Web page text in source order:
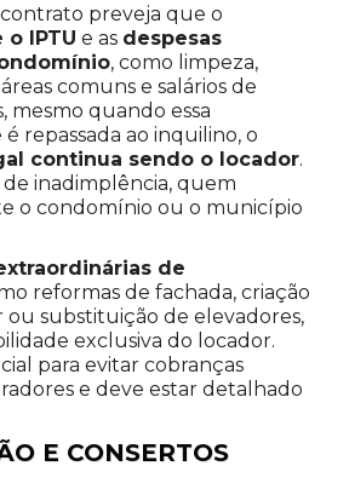
preveja que o
IPTU e as despesas
, como limpeza,
comuns e salários de
mesmo quando essa
repassada ao inquilino, o
continua sendo o locador.
de inadimplência, quem
o condomínio ou o município
de
reformas de fachada, criação
ou substituição de elevadores,
exclusiva do locador.
para evitar cobranças
e deve estar detalhado
E CONSERTOS